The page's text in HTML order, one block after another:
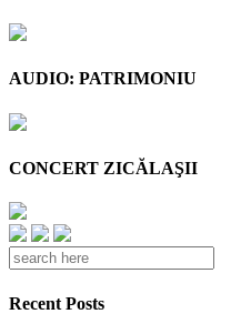
AUDIO: PATRIMONIU
CONCERT ZICĂLAŞII
Recent Posts